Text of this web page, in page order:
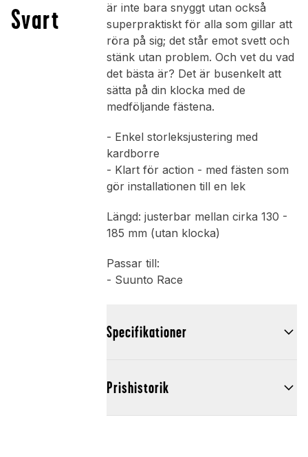
Svart
är inte bara snyggt utan också
superpraktiskt för alla som gillar att
röra på sig; det står emot svett och
stänk utan problem. Och vet du vad
det bästa är? Det är busenkelt att
sätta på din klocka med de
medföljande fästena.
- Enkel storleksjustering med
kardborre
- Klart för action - med fästen som
gör installationen till en lek
Längd: justerbar mellan cirka 130 -
185 mm (utan klocka)
Passar till:
- Suunto Race
Specifikationer
Prishistorik